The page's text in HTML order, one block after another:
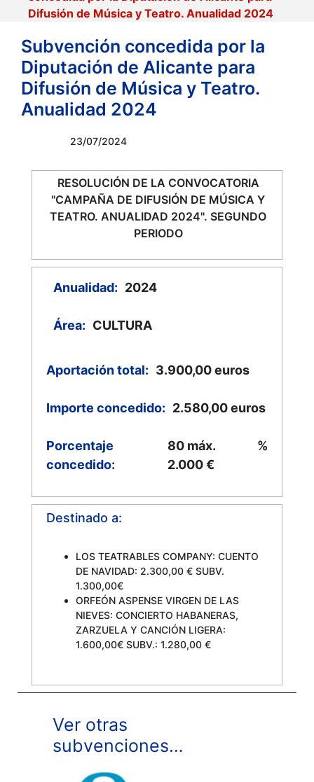
Difusión de Música y Teatro. Anualidad 2024
Subvención concedida por la
Diputación de Alicante para
Difusión de Música y Teatro.
Anualidad 2024
23/07/2024
RESOLUCIÓN DE LA CONVOCATORIA
"CAMPAÑA DE DIFUSIÓN DE MÚSICA Y
TEATRO. ANUALIDAD 2024". SEGUNDO
PERIODO
Anualidad: 2024
Área: CULTURA
Aportación total: 3.900,00 euros
Importe concedido: 2.580,00 euros
Porcentaje
concedido:
80 máx.
2.000 €
%
Destinado a:
LOS TEATRABLES COMPANY: CUENTO
DE NAVIDAD: 2.300,00 € SUBV.
1.300,00€
ORFEÓN ASPENSE VIRGEN DE LAS
NIEVES: CONCIERTO HABANERAS,
ZARZUELA Y CANCIÓN LIGERA:
1.600,00€ SUBV.: 1.280,00 €
Ver otras
subvenciones…